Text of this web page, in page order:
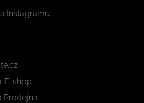
Instagramu
E-shop
Prodejna